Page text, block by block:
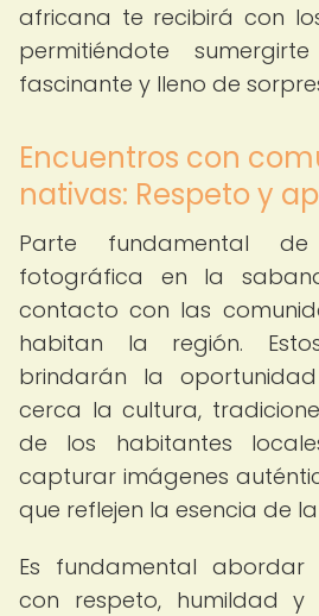
africana te recibirá con
permitiéndote
fascinante y lleno de
Encuentros con
nativas: Respeto y
Parte fundamental
fotográfica en la
contacto con las
habitan la región.
brindarán la
cerca la cultura,
de los habitantes
capturar imágenes
que reflejen la esencia de
Es fundamental abordar
con respeto, humildad y